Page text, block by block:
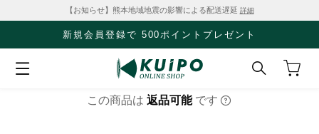
【お知らせ】熊本地域地震の影響による配送遅延 詳細
新規会員登録で 500ポイントプレゼント
この商品は 返品可能 です